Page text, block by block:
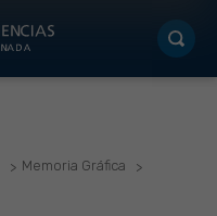
Memoria Gráfica